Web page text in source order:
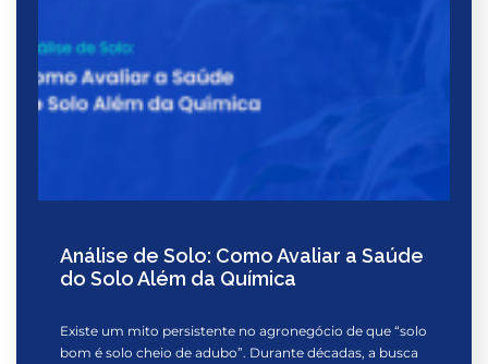
Análise de Solo: Como Avaliar a Saúde
do Solo Além da Química
Existe um mito persistente no agronegócio de que “solo
bom é solo cheio de adubo”. Durante décadas, a busca